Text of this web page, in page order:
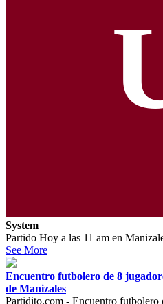
System
Partido Hoy a las 11 am en
See More
Encuentro futbolero de 8
de Manizales
Partidito.com - Encuentro futbolero